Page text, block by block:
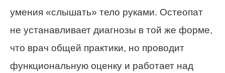
умения «слышать» тело руками. Остеопат
не устанавливает диагнозы в той же форме,
что врач общей практики, но проводит
функциональную оценку и работает над